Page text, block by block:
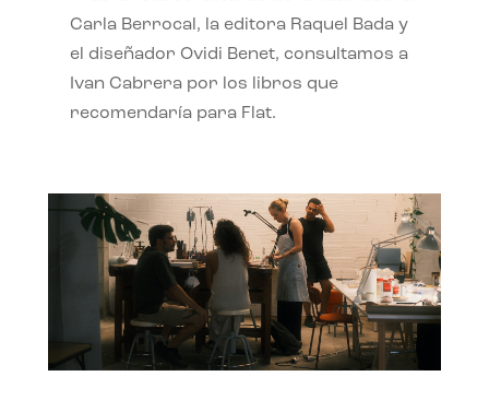
Carla Berrocal, la editora Raquel Bada y
el diseñador Ovidi Benet, consultamos a
Ivan Cabrera por los libros que
recomendaría para Flat.